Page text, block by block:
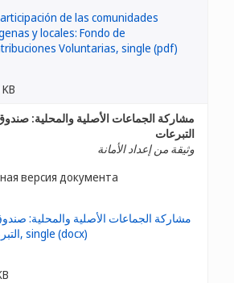
مشاركة الجماعات الأصلية والمحلية:
التبرعات
وثيقة من إعداد الأمانة
версия документа